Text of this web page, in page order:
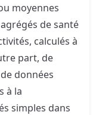
moyennes
de santé
calculés à
part, de
données
à la
simples dans